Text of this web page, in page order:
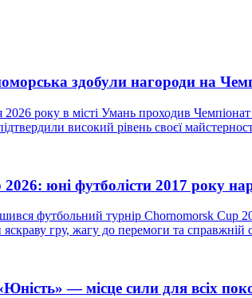
здобули нагороди на
року в місті Умань проходив
високий рівень своєї
юні футболісти 2017 року
футбольний турнір Chornomorsk Cup
гру, жагу до перемоги та справжній
— місце сили для всіх